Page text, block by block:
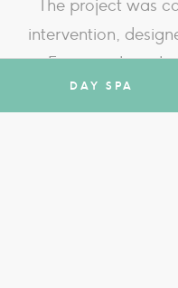
DAY SPA
The project was
intervention,
Fonteverde’s
element of the